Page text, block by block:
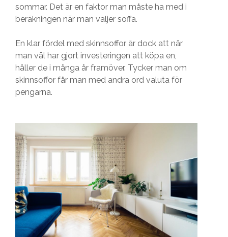
sommar. Det är en faktor man måste ha med i
beräkningen när man väljer soffa.
En klar fördel med skinnsoffor är dock att när
man väl har gjort investeringen att köpa en,
håller de i många år framöver. Tycker man om
skinnsoffor får man med andra ord valuta för
pengarna.